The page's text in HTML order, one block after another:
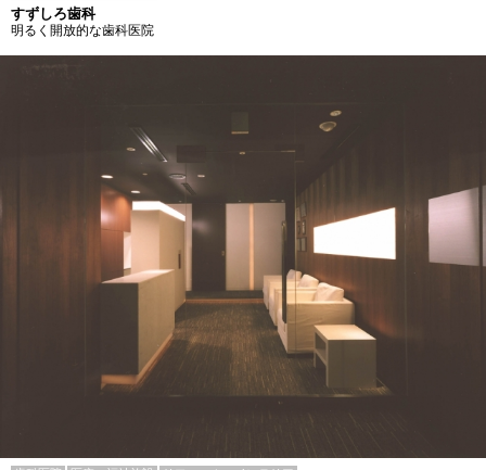
すずしろ歯科
明るく開放的な歯科医院